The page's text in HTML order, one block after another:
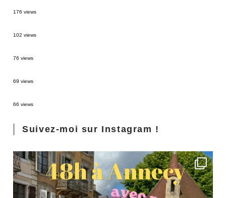
176 views
102 views
76 views
69 views
66 views
Suivez-moi sur Instagram !